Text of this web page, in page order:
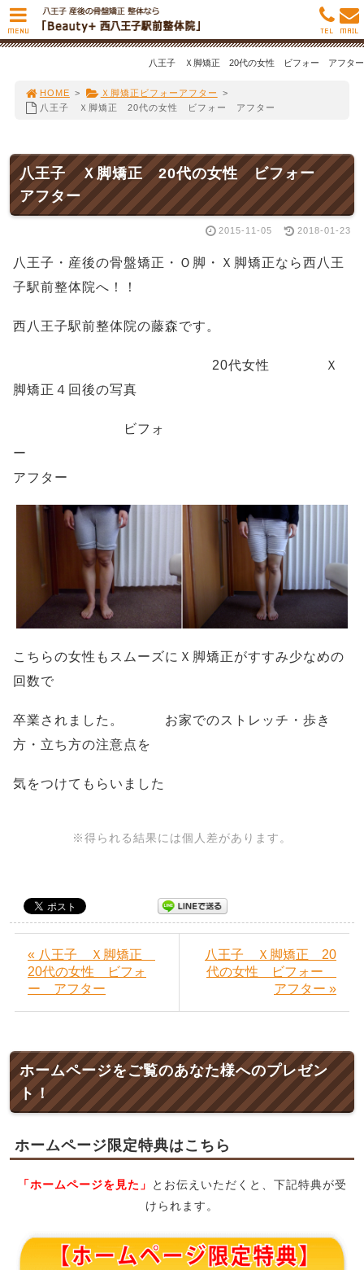
八王子 Ｘ脚矯正 20代の女性 ビフォー アフター
HOME > Ｘ脚矯正ビフォーアフター
>
八王子 Ｘ脚矯正 20代の女性 ビフォー アフター
八王子 Ｘ脚矯正 20代の女性 ビフォー
アフター
2015-11-05 2018-01-23
八王子・産後の骨盤矯正・Ｏ脚・Ｘ脚矯正なら西八王
子駅前整体院へ！！
西八王子駅前整体院の藤森です。
20代女性 Ｘ
脚矯正４回後の写真
ビフォ
ー
アフター
こちらの女性もスムーズにＸ脚矯正がすすみ少なめの
回数で
卒業されました。 お家でのストレッチ・歩き
方・立ち方の注意点を
気をつけてもらいました
※得られる結果には個人差があります。
« 八王子 Ｘ脚矯正
20代の女性 ビフォ
ー アフター
八王子 Ｘ脚矯正 20
代の女性 ビフォー
アフター »
ホームページをご覧のあなた様へのプレゼン
ト！
ホームページ限定特典はこちら
「ホームページを見た」
とお伝えいただくと、下記特典が受
けられます。
MENU MAIL
TEL